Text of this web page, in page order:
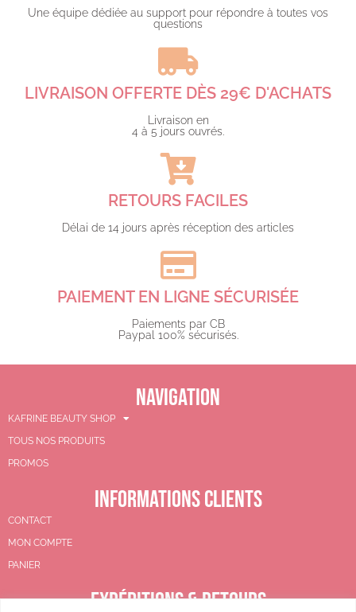
Une équipe dédiée au support pour répondre à toutes vos
questions​
LIVRAISON OFFERTE DÈS 29€ D'ACHATS​
Livraison en
4 à 5 jours ouvrés.​
RETOURS FACILES
Délai de 14 jours après réception des articles
PAIEMENT EN LIGNE SÉCURISÉE
Paiements par CB
Paypal 100% sécurisés.​
NAVIGATION
KAFRINE BEAUTY SHOP
TOUS NOS PRODUITS
PROMOS
INFORMATIONS CLIENTS
CONTACT
MON COMPTE
PANIER
EXPÉDITIONS & RETOURS